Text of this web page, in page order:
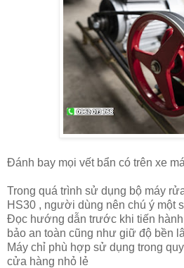
Đánh bay mọi vết bẩn có trên xe
Trong quá trình sử dụng bộ máy
HS30 , người dùng nên chú ý một
Đọc hướng dẫn trước khi tiến
bảo an toàn cũng như giữ độ bền
Máy chỉ phù hợp sử dụng trong
cửa hàng nhỏ lẻ